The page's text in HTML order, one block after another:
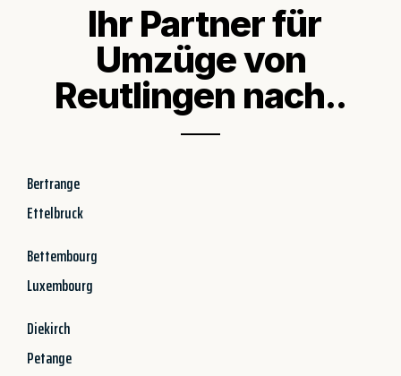
Ihr Partner für
Umzüge von
Reutlingen nach..
Bertrange
Ettelbruck
Bettembourg
Luxembourg
Diekirch
Petange